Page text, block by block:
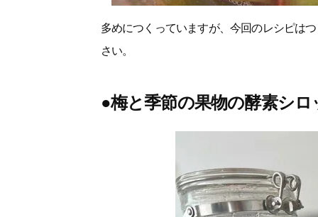
多めにつくっていますが、今回のレシピは
さい。
●梅と季節の果物の酵素シロ